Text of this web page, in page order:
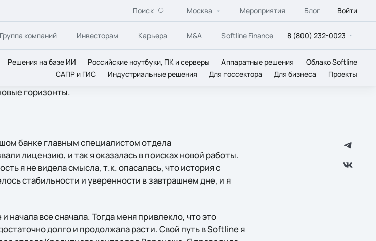
Поиск Москва Мероприятия Блог Войти
Группа компаний Инвесторам Карьера M&A Softline Finance 8 (800) 232-0023
Решения на базе ИИ Российские ноутбуки, ПК и серверы Аппаратные решения
Облако Softline
САПР и ГИС
Индустриальные решения Для госсектора Для бизнеса Проекты
горизонты.
банке главным специалистом отдела
лицензию, и так я оказалась в поисках новой работы.
я не видела смысла, т.к. опасалась, что история с
стабильности и уверенности в завтрашнем дне, и я
начала все сначала. Тогда меня привлекло, что это
долго и продолжала расти. Свой путь в Softline я